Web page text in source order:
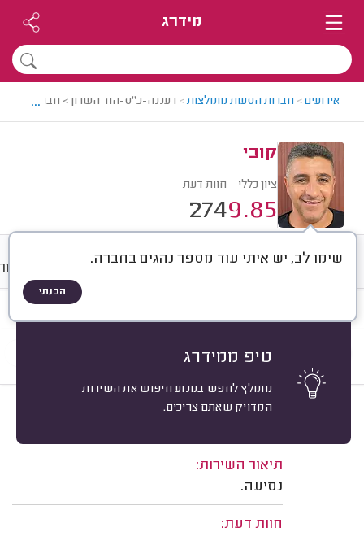
מידרג
אירועים> חברות הסעות מומלצות> רעננה-כ"ס-הוד השרון > חברת...
קובי
ציון כללי
9.85
חוות דעת
274
שימו לב, יש איתי עוד מספר נהגים בחברה.
הבנתי
טיפ ממידרג
מומלץ לחפש במנוע חיפוש את השירות
המדויק שאתם צריכים.
חוות דעת ממוצע גלריה
אירועים וטיולים
אבי בן שימול, כפר סבא.
תיאור השירות:
נסיעה.
חוות דעת: